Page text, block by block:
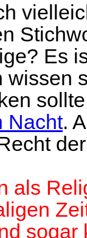
Es
wissen
Nacht.
als